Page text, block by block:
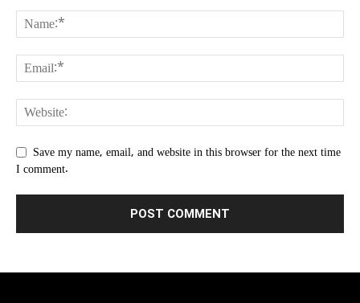
Save my name, email, and website in this browser for the next time
I comment.